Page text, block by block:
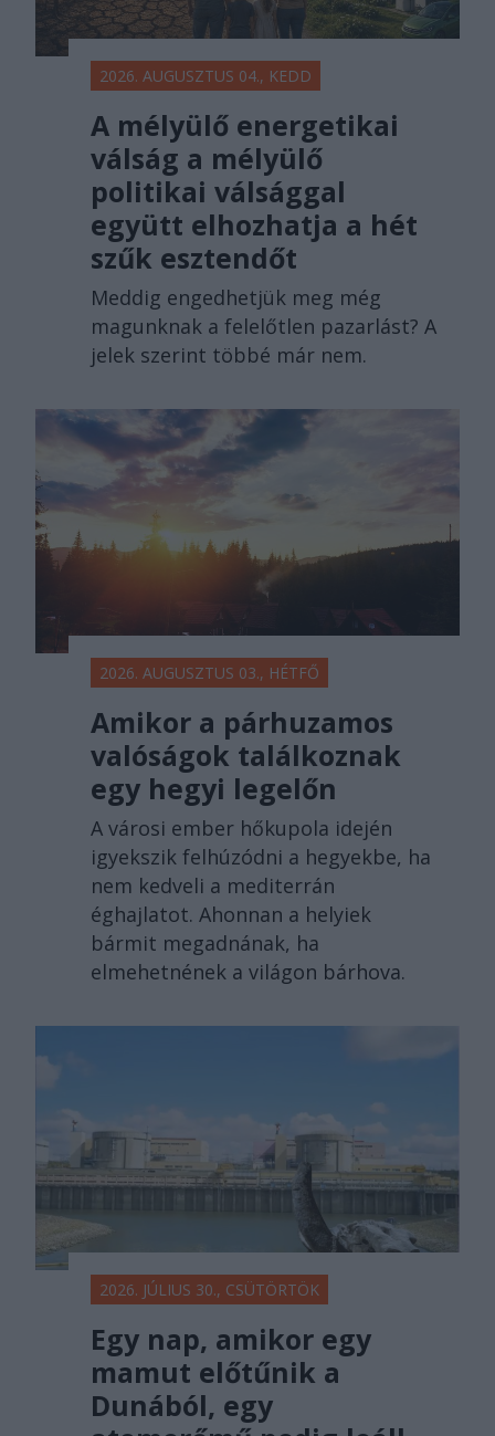
2026. AUGUSZTUS 04., KEDD
A mélyülő energetikai
válság a mélyülő
politikai válsággal
együtt elhozhatja a hét
szűk esztendőt
Meddig engedhetjük meg még
magunknak a felelőtlen pazarlást? A
jelek szerint többé már nem.
2026. AUGUSZTUS 03., HÉTFŐ
Amikor a párhuzamos
valóságok találkoznak
egy hegyi legelőn
A városi ember hőkupola idején
igyekszik felhúzódni a hegyekbe, ha
nem kedveli a mediterrán
éghajlatot. Ahonnan a helyiek
bármit megadnának, ha
elmehetnének a világon bárhova.
2026. JÚLIUS 30., CSÜTÖRTÖK
Egy nap, amikor egy
mamut előtűnik a
Dunából, egy